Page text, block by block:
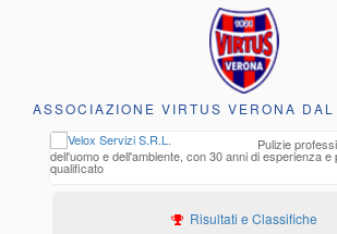
ASSOCIAZIONE VIRTUS VERONA
Pulizie
dell'uomo e dell'ambiente, con 30 anni di esperienza
qualificato
Risultati e Classifiche